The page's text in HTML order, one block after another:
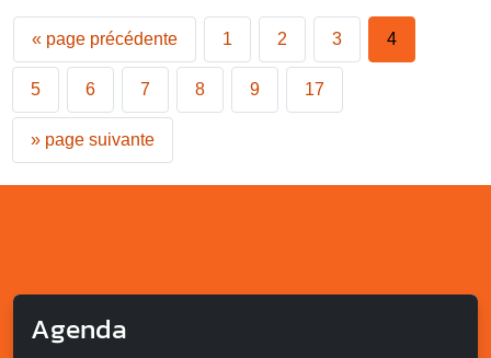
« page précédente 1 2 3 4
5 6 7 8 9 17
» page suivante
Agenda